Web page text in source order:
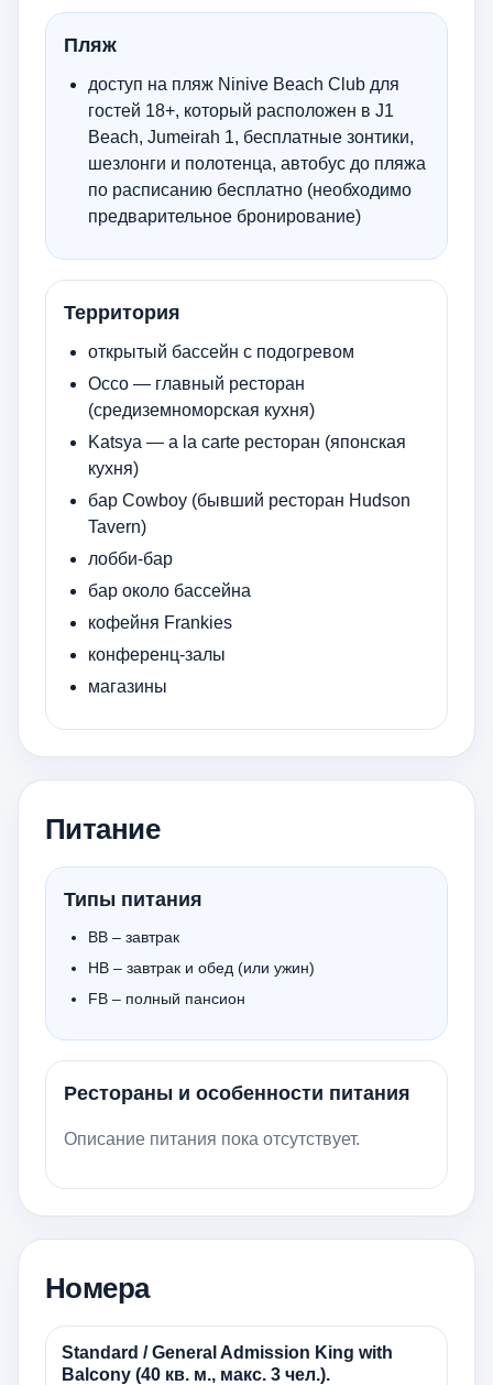
Пляж
доступ на пляж Ninive Beach Club для
гостей 18+, который расположен в J1
Beach, Jumeirah 1, бесплатные зонтики,
шезлонги и полотенца, автобус до пляжа
по расписанию бесплатно (необходимо
предварительное бронирование)
Территория
открытый бассейн с подогревом
Occo — главный ресторан
(средиземноморская кухня)
Katsya — a la carte ресторан (японская
кухня)
бар Cowboy (бывший ресторан Hudson
Tavern)
лобби-бар
бар около бассейна
кофейня Frankies
конференц-залы
магазины
Питание
Типы питания
BB – завтрак
HB – завтрак и обед (или ужин)
FB – полный пансион
Рестораны и особенности питания
Описание питания пока отсутствует.
Номера
Standard / General Admission King with
Balcony (40 кв. м., макс. 3 чел.).